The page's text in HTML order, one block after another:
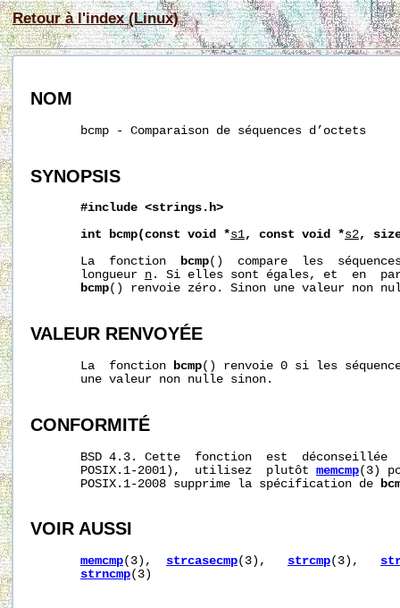
Retour à l'index (Linux)
NOM
       bcmp - Comparaison de séquences d’octets
SYNOPSIS
#include <strings.h>
int
bcmp(const void *s1, const void *s2,
       La  fonction
bcmp()  compare  les
       longueur
n . Si elles sont égales, et  en
bcmp() renvoie zéro. Sinon une valeur non
VALEUR RENVOYÉE
       La  fonction
bcmp() renvoie 0 si les
       une valeur non nulle sinon.
CONFORMITÉ
BSD 4.3. Cette  fonction  est  déconseillée
       POSIX.1-2001),  utilisez  plutôt
memcmp(3)
       POSIX.1-2008 supprime la spécification de
VOIR AUSSI
memcmp(3), strcasecmp(3), strcmp(3),
strncmp(3)